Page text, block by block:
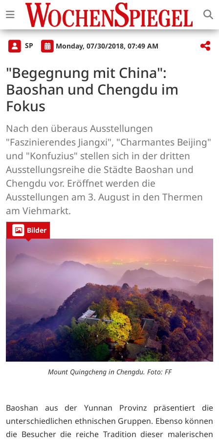
SP Monday, 07/30/2018, 07:49 AM
"Begegnung mit China":
Baoshan und Chengdu im
Fokus
Nach den überaus Ausstellungen
"Faszinierendes Jiangxi", "Charmantes Beijing"
und "Konfuzius" stellen sich in der dritten
Ausstellungsreihe die Städte Baoshan und
Chengdu vor. Eröffnet werden die
Ausstellungen am 3. August in den Thermen
am Viehmarkt.
Bilder
Mount Quingcheng in Chengdu. Foto: FF
Baoshan aus der Yunnan Provinz präsentiert die
unterschiedlichen ethnischen Gruppen. Ebenso können
die Besucher die reiche Tradition dieser malerischen